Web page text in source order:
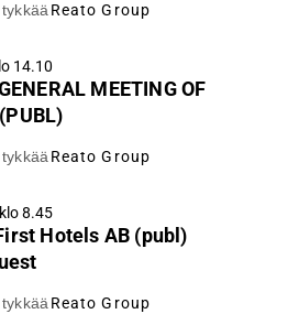
Reato Group
14.10
MEETING OF
Reato Group
8.45
Hotels AB (publ)
Reato Group